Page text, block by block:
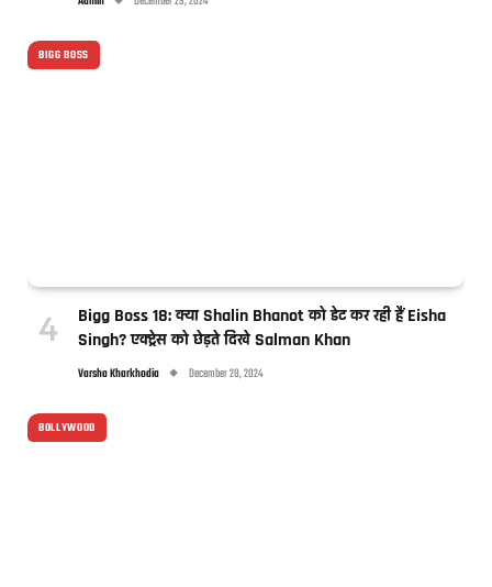
BIGG BOSS
Bigg Boss 18: क्या Shalin Bhanot को डेट कर रही हैं Eisha
Singh? एक्ट्रेस को छेड़ते दिखे Salman Khan
Varsha Kharkhodia December 28, 2024
BOLLYWOOD